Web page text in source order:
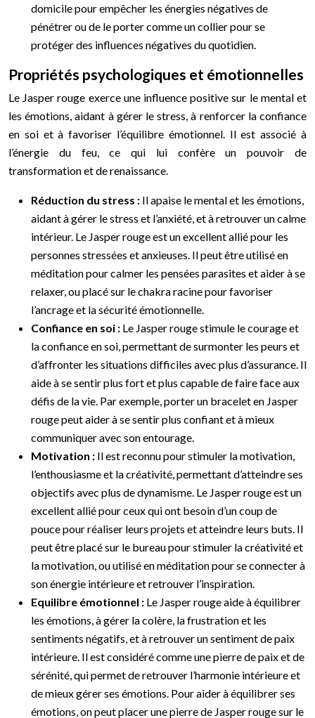
domicile pour empêcher les énergies négatives de
pénétrer ou de le porter comme un collier pour se
protéger des influences négatives du quotidien.
Propriétés psychologiques et émotionnelles
Le Jasper rouge exerce une influence positive sur le mental et
les émotions, aidant à gérer le stress, à renforcer la confiance
en soi et à favoriser l’équilibre émotionnel. Il est associé à
l’énergie du feu, ce qui lui confère un pouvoir de
transformation et de renaissance.
Réduction du stress : Il apaise le mental et les émotions,
aidant à gérer le stress et l’anxiété, et à retrouver un calme
intérieur. Le Jasper rouge est un excellent allié pour les
personnes stressées et anxieuses. Il peut être utilisé en
méditation pour calmer les pensées parasites et aider à se
relaxer, ou placé sur le chakra racine pour favoriser
l’ancrage et la sécurité émotionnelle.
Confiance en soi : Le Jasper rouge stimule le courage et
la confiance en soi, permettant de surmonter les peurs et
d’affronter les situations difficiles avec plus d’assurance. Il
aide à se sentir plus fort et plus capable de faire face aux
défis de la vie. Par exemple, porter un bracelet en Jasper
rouge peut aider à se sentir plus confiant et à mieux
communiquer avec son entourage.
Motivation : Il est reconnu pour stimuler la motivation,
l’enthousiasme et la créativité, permettant d’atteindre ses
objectifs avec plus de dynamisme. Le Jasper rouge est un
excellent allié pour ceux qui ont besoin d’un coup de
pouce pour réaliser leurs projets et atteindre leurs buts. Il
peut être placé sur le bureau pour stimuler la créativité et
la motivation, ou utilisé en méditation pour se connecter à
son énergie intérieure et retrouver l’inspiration.
Equilibre émotionnel : Le Jasper rouge aide à équilibrer
les émotions, à gérer la colère, la frustration et les
sentiments négatifs, et à retrouver un sentiment de paix
intérieure. Il est considéré comme une pierre de paix et de
sérénité, qui permet de retrouver l’harmonie intérieure et
de mieux gérer ses émotions. Pour aider à équilibrer ses
émotions, on peut placer une pierre de Jasper rouge sur le